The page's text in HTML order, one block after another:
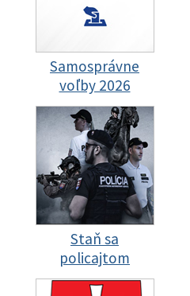
Samosprávne
voľby 2026
Staň sa
policajtom